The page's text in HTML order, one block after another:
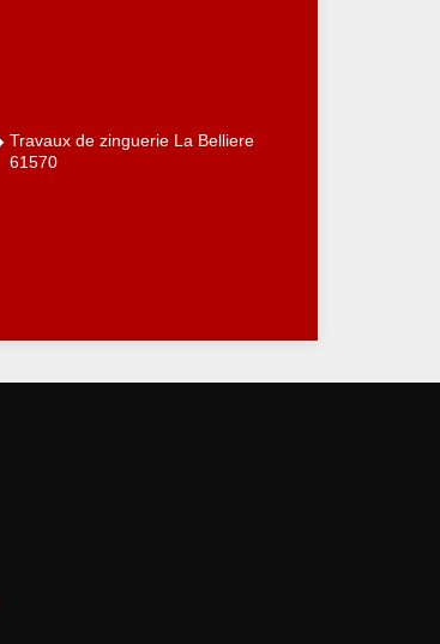
Travaux de zinguerie La Belliere
61570